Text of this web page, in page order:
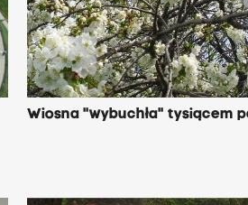
Wiosna "wybuchła" tysiącem